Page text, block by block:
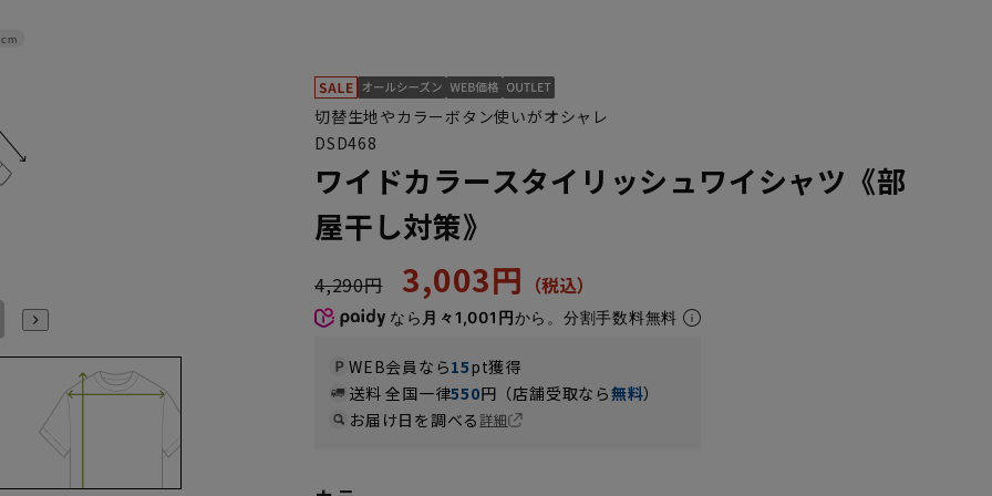
S37cm/88cm S(37cm) M(39cm) L(41cm)
切替生地やカラーボタン使いがオシャレ
DSD468
ワイドカラースタイリッシュワイシャツ《部
屋干し対策》
4,290円 3,003円
なら 月々1,001円から。分割手数料無料
WEB会員なら15pt獲得
送料 全国一律550円（店舗受取なら無料）
お届け日を調べる詳細